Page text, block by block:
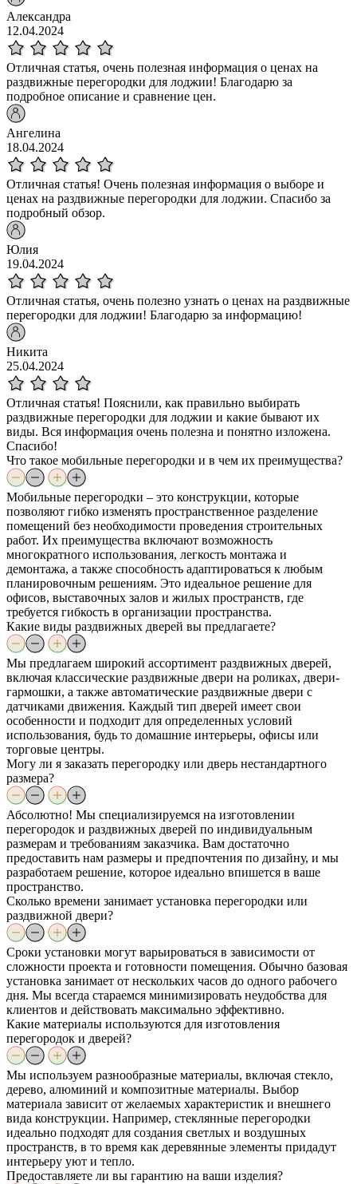
Александра
12.04.2024
Отличная статья, очень полезная информация о ценах на
раздвижные перегородки для лоджии! Благодарю за
подробное описание и сравнение цен.
Ангелина
18.04.2024
Отличная статья! Очень полезная информация о выборе и
ценах на раздвижные перегородки для лоджии. Спасибо за
подробный обзор.
Юлия
19.04.2024
Отличная статья, очень полезно узнать о ценах на раздвижные
перегородки для лоджии! Благодарю за информацию!
Никита
25.04.2024
Отличная статья! Пояснили, как правильно выбирать
раздвижные перегородки для лоджии и какие бывают их
виды. Вся информация очень полезна и понятно изложена.
Спасибо!
Что такое мобильные перегородки и в чем их преимущества?
Мобильные перегородки – это конструкции, которые
позволяют гибко изменять пространственное разделение
помещений без необходимости проведения строительных
работ. Их преимущества включают возможность
многократного использования, легкость монтажа и
демонтажа, а также способность адаптироваться к любым
планировочным решениям. Это идеальное решение для
офисов, выставочных залов и жилых пространств, где
требуется гибкость в организации пространства.
Какие виды раздвижных дверей вы предлагаете?
Мы предлагаем широкий ассортимент раздвижных дверей,
включая классические раздвижные двери на роликах, двери-
гармошки, а также автоматические раздвижные двери с
датчиками движения. Каждый тип дверей имеет свои
особенности и подходит для определенных условий
использования, будь то домашние интерьеры, офисы или
торговые центры.
Могу ли я заказать перегородку или дверь нестандартного
размера?
Абсолютно! Мы специализируемся на изготовлении
перегородок и раздвижных дверей по индивидуальным
размерам и требованиям заказчика. Вам достаточно
предоставить нам размеры и предпочтения по дизайну, и мы
разработаем решение, которое идеально впишется в ваше
пространство.
Сколько времени занимает установка перегородки или
раздвижной двери?
Сроки установки могут варьироваться в зависимости от
сложности проекта и готовности помещения. Обычно базовая
установка занимает от нескольких часов до одного рабочего
дня. Мы всегда стараемся минимизировать неудобства для
клиентов и действовать максимально эффективно.
Какие материалы используются для изготовления
перегородок и дверей?
Мы используем разнообразные материалы, включая стекло,
дерево, алюминий и композитные материалы. Выбор
материала зависит от желаемых характеристик и внешнего
вида конструкции. Например, стеклянные перегородки
идеально подходят для создания светлых и воздушных
пространств, в то время как деревянные элементы придадут
интерьеру уют и тепло.
Предоставляете ли вы гарантию на ваши изделия?